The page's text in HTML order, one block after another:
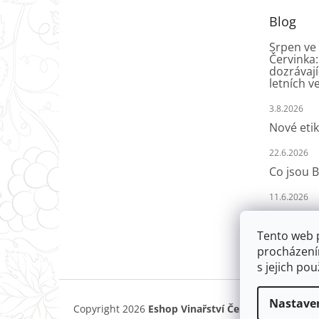
Tento web
s jejich
Blog
Srpen
letních
3.8.2026
Nové
22.6.2026
Co jsou
11.6.2026
Copyright 2026 Eshop Vinařství Červinka. Všechna